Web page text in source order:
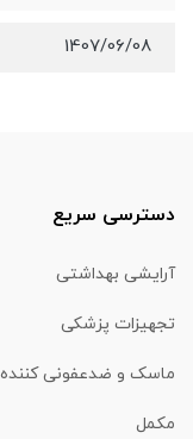
1407/06/08
دسترسی سریع
آرایشی بهداشتی
تجهیزات پزشکی
ماسک و ضدعفونی کننده
مکمل